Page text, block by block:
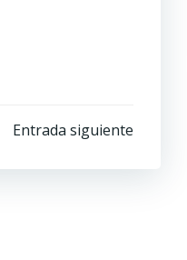
Entrada siguiente